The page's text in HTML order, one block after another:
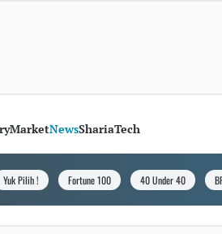
MarketNewsShariaTech
Yuk Pilih ! Fortune 100 40 Under 40